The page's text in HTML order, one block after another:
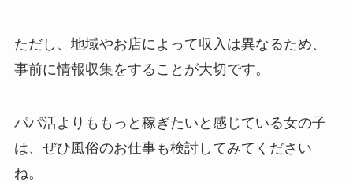
ただし、地域やお店によって収入は異なるため、
事前に情報収集をすることが大切です。
パパ活よりももっと稼ぎたいと感じている女の子
は、ぜひ風俗のお仕事も検討してみてください
ね。